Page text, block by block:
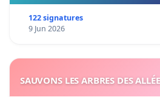
122 signatures
9 Jun 2026
SAUVONS LES ARBRES DES